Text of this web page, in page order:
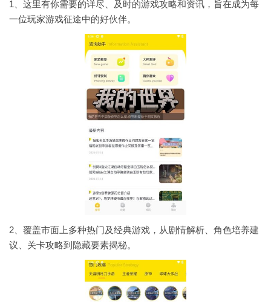
1、这里有你需要的详尽、及时的游戏攻略和资讯，旨在成为每
一位玩家游戏征途中的好伙伴。
2、覆盖市面上多种热门及经典游戏，从剧情解析、角色培养建
议、关卡攻略到隐藏要素揭秘。